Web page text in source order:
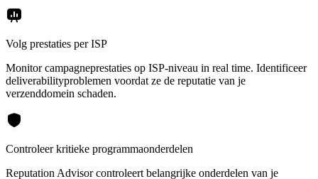
Volg prestaties per ISP
Monitor campagneprestaties op ISP-niveau in real time. Identificeer
deliverabilityproblemen voordat ze de reputatie van je
verzenddomein schaden.
Controleer kritieke programmaonderdelen
Reputation Advisor controleert belangrijke onderdelen van je